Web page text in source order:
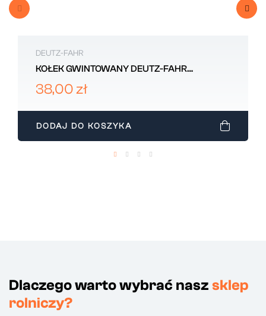
DEUTZ-FAHR
KOŁEK GWINTOWANY DEUTZ-FAHR
0.900.0479.8
38,00 zł
DODAJ DO KOSZYKA
Dlaczego warto wybrać nasz sklep
rolniczy?